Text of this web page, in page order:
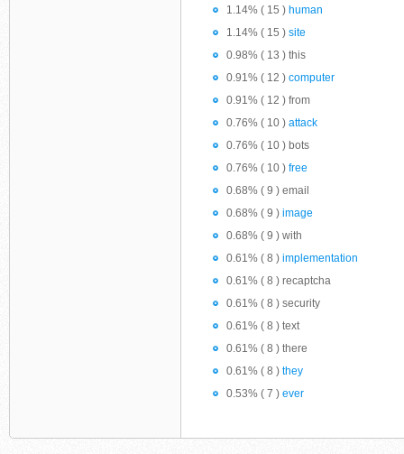
1.14% ( 15 ) human
1.14% ( 15 ) site
0.98% ( 13 ) this
0.91% ( 12 ) computer
0.91% ( 12 ) from
0.76% ( 10 ) attack
0.76% ( 10 ) bots
0.76% ( 10 ) free
0.68% ( 9 ) email
0.68% ( 9 ) image
0.68% ( 9 ) with
0.61% ( 8 ) implementation
0.61% ( 8 ) recaptcha
0.61% ( 8 ) security
0.61% ( 8 ) text
0.61% ( 8 ) there
0.61% ( 8 ) they
0.53% ( 7 ) ever